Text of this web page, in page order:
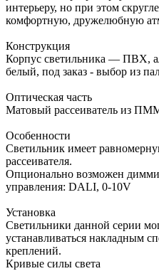
интерьеру, но при этом
комфортную, дружелюбную
Конструкция
Корпус светильника — ПВХ,
белый, под заказ - выбор из
Оптическая часть
Матовый рассеиватель из
Особенности
Светильник имеет
рассеивателя.
Опционально возможен
управления: DALI, 0-10V
Установка
Светильники данной серии
устанавливаться накладным
креплений.
Кривые силы света